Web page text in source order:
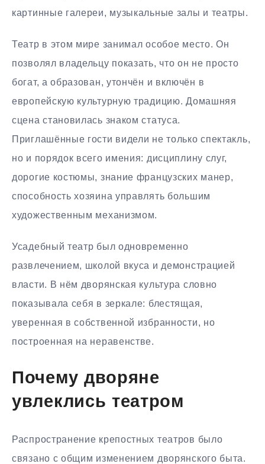
картинные галереи, музыкальные залы и театры.
Театр в этом мире занимал особое место. Он
позволял владельцу показать, что он не просто
богат, а образован, утончён и включён в
европейскую культурную традицию. Домашняя
сцена становилась знаком статуса.
Приглашённые гости видели не только спектакль,
но и порядок всего имения: дисциплину слуг,
дорогие костюмы, знание французских манер,
способность хозяина управлять большим
художественным механизмом.
Усадебный театр был одновременно
развлечением, школой вкуса и демонстрацией
власти. В нём дворянская культура словно
показывала себя в зеркале: блестящая,
уверенная в собственной избранности, но
построенная на неравенстве.
Почему дворяне
увлеклись театром
Распространение крепостных театров было
связано с общим изменением дворянского быта.